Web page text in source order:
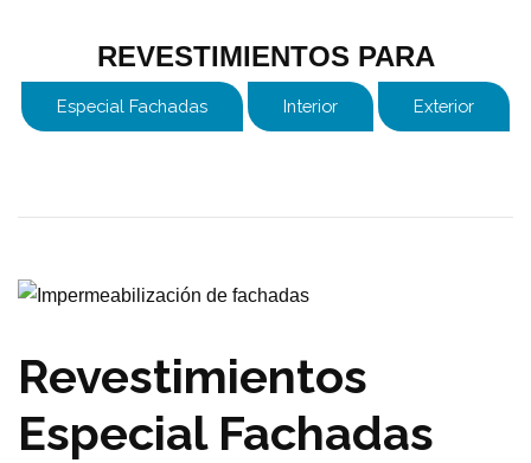
REVESTIMIENTOS PARA
Especial Fachadas Interior Exterior
Revestimientos
Especial Fachadas